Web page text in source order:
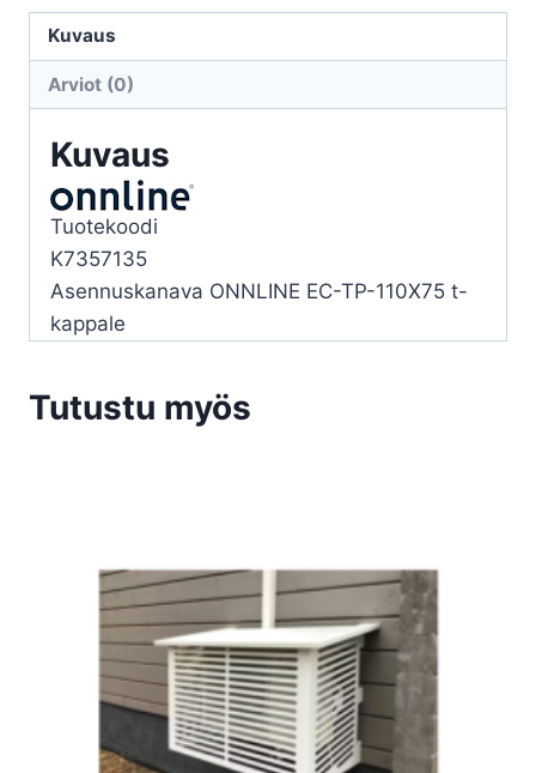
TP-
110X75
T-
määrä
Kuvaus
Arviot (0)
Kuvaus
Tuotekoodi
K7357135
Asennuskanava ONNLINE EC-TP-110X75 t-
kappale
Tutustu myös